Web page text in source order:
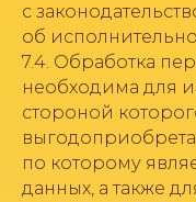
с
об
7.4. Обработка
необходима для
стороной
по которому
данных, а также